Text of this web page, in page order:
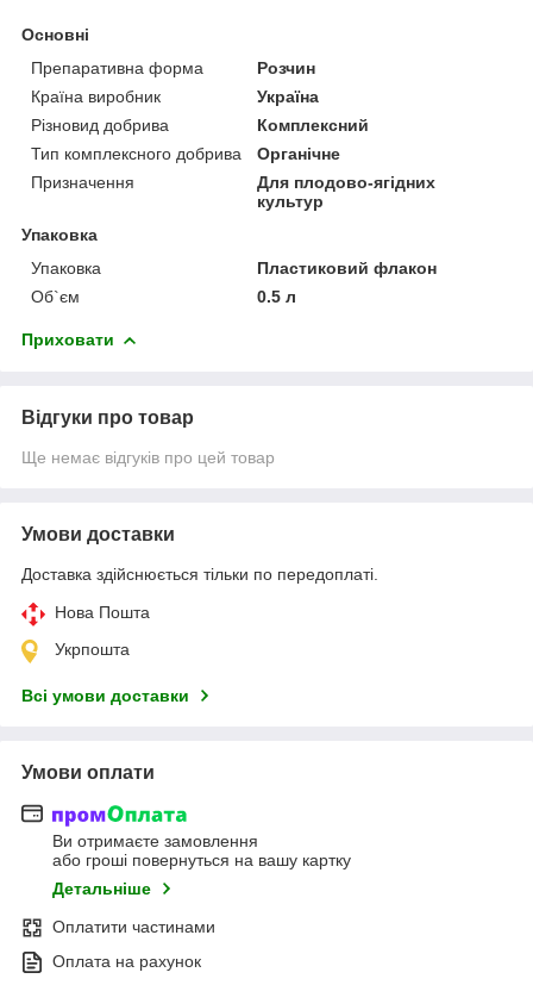
Основні
Препаративна форма
Розчин
Країна виробник
Україна
Різновид добрива
Комплексний
Тип комплексного добрива
Органічне
Призначення
Для плодово-ягідних
культур
Упаковка
Упаковка
Пластиковий флакон
Об`єм
0.5 л
Приховати
Відгуки про товар
Ще немає відгуків про цей товар
Умови доставки
Доставка здійснюється тільки по передоплаті.
Нова Пошта
Укрпошта
Всі умови доставки
Умови оплати
Ви отримаєте замовлення
або гроші повернуться на вашу картку
Детальніше
Оплатити частинами
Оплата на рахунок